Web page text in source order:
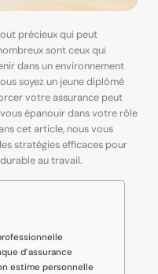
précieux qui peut
sont ceux qui
dans un environnement
soyez un jeune diplômé
votre assurance peut
épanouir dans votre rôle
cet article, nous vous
stratégies efficaces pour
au travail.
d’assurance
estime personnelle